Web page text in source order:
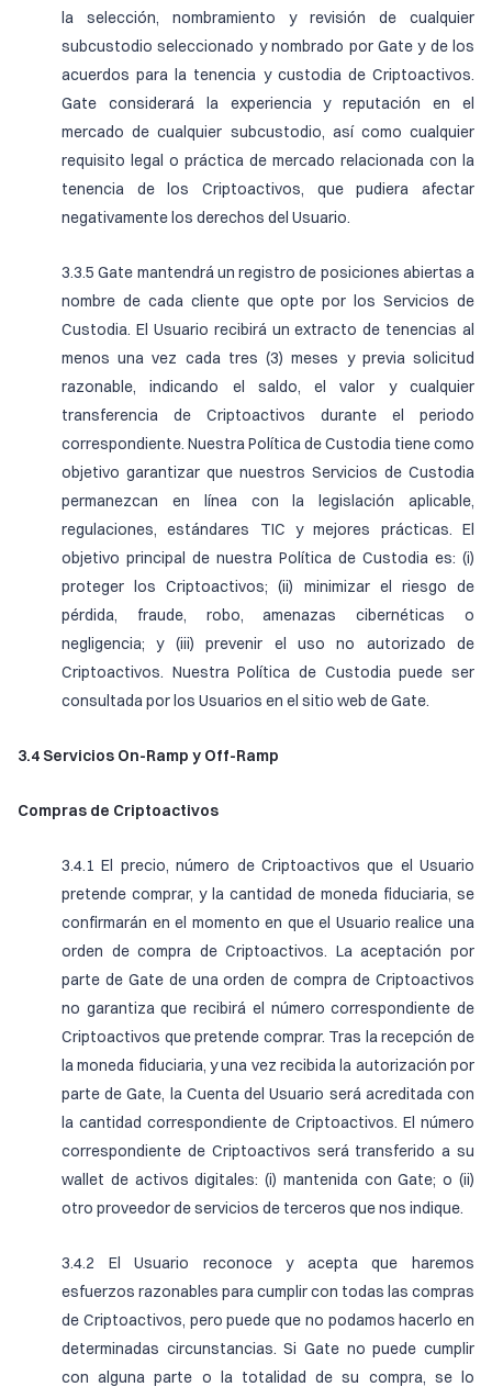
la selección, nombramiento y revisión de cualquier
subcustodio seleccionado y nombrado por Gate y de los
acuerdos para la tenencia y custodia de Criptoactivos.
Gate considerará la experiencia y reputación en el
mercado de cualquier subcustodio, así como cualquier
requisito legal o práctica de mercado relacionada con la
tenencia de los Criptoactivos, que pudiera afectar
negativamente los derechos del Usuario.
3.3.5 Gate mantendrá un registro de posiciones abiertas a
nombre de cada cliente que opte por los Servicios de
Custodia. El Usuario recibirá un extracto de tenencias al
menos una vez cada tres (3) meses y previa solicitud
razonable, indicando el saldo, el valor y cualquier
transferencia de Criptoactivos durante el periodo
correspondiente. Nuestra Política de Custodia tiene como
objetivo garantizar que nuestros Servicios de Custodia
permanezcan en línea con la legislación aplicable,
regulaciones, estándares TIC y mejores prácticas. El
objetivo principal de nuestra Política de Custodia es: (i)
proteger los Criptoactivos; (ii) minimizar el riesgo de
pérdida, fraude, robo, amenazas cibernéticas o
negligencia; y (iii) prevenir el uso no autorizado de
Criptoactivos. Nuestra Política de Custodia puede ser
consultada por los Usuarios en el sitio web de Gate.
3.4 Servicios On-Ramp y Off-Ramp
Compras de Criptoactivos
3.4.1 El precio, número de Criptoactivos que el Usuario
pretende comprar, y la cantidad de moneda fiduciaria, se
confirmarán en el momento en que el Usuario realice una
orden de compra de Criptoactivos. La aceptación por
parte de Gate de una orden de compra de Criptoactivos
no garantiza que recibirá el número correspondiente de
Criptoactivos que pretende comprar. Tras la recepción de
la moneda fiduciaria, y una vez recibida la autorización por
parte de Gate, la Cuenta del Usuario será acreditada con
la cantidad correspondiente de Criptoactivos. El número
correspondiente de Criptoactivos será transferido a su
wallet de activos digitales: (i) mantenida con Gate; o (ii)
otro proveedor de servicios de terceros que nos indique.
3.4.2 El Usuario reconoce y acepta que haremos
esfuerzos razonables para cumplir con todas las compras
de Criptoactivos, pero puede que no podamos hacerlo en
determinadas circunstancias. Si Gate no puede cumplir
con alguna parte o la totalidad de su compra, se lo